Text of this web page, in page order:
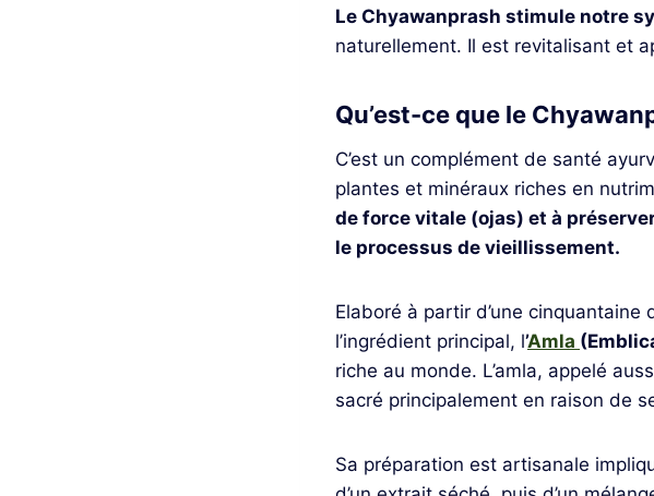
Le Chyawanprash stimule notre
naturellement. Il est revitalisant et
Qu’est-ce que le
C’est un complément de santé
plantes et minéraux riches en
de force vitale (ojas) et à
le processus de vieillissement.
Elaboré à partir d’une
l’ingrédient principal, l’Amla
riche au monde. L’amla, appelé
sacré principalement en raison de
Sa préparation est artisanale